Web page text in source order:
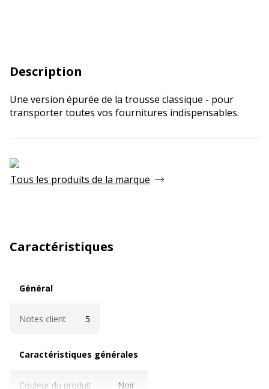
Description
Une version épurée de la trousse classique - pour
transporter toutes vos fournitures indispensables.
Tous les produits de la marque
Caractéristiques
Général
Notes client 5
Caractéristiques générales
Couleur du produit Noir